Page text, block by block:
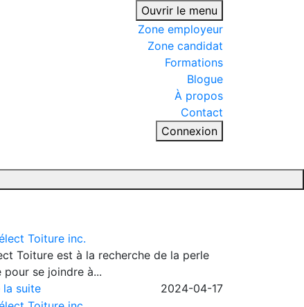
Ouvrir le menu
Zone employeur
Zone candidat
Formations
Blogue
À propos
Contact
Connexion
Toiture est à la recherche de la perle
pour se joindre à...
la suite
2024-04-17